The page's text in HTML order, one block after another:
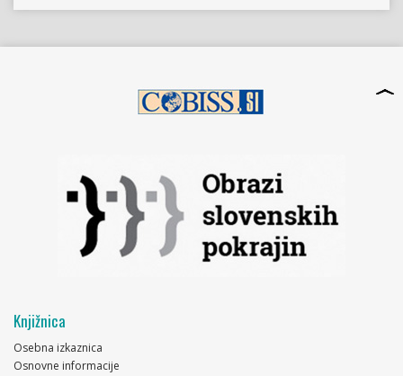
Knjižnica
Osebna izkaznica
Osnovne informacije